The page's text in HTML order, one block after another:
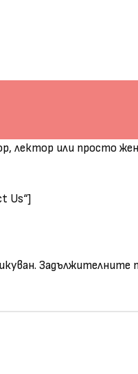
лектор или просто
Us“]
Задължителните